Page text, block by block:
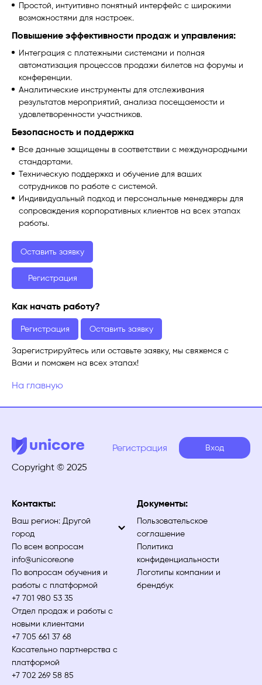
Простой, интуитивно понятный интерфейс с широкими
возможностями для настроек.
Повышение эффективности продаж и управления:
Интеграция с платежными системами и полная
автоматизация процессов продажи билетов на форумы и
конференции.
Аналитические инструменты для отслеживания
результатов мероприятий, анализа посещаемости и
удовлетворенности участников.
Безопасность и поддержка
Все данные защищены в соответствии с международными
стандартами.
Техническую поддержка и обучение для ваших
сотрудников по работе с системой.
Индивидуальный подход и персональные менеджеры для
сопровождения корпоративных клиентов на всех этапах
работы.
Оставить заявку
Регистрация
Как начать работу?
Регистрация Оставить заявку
Зарегистрируйтесь или оставьте заявку, мы свяжемся с
Вами и поможем на всех этапах!
На главную
Copyright © 2025
Регистрация Вход
Контакты:
Ваш регион: Другой
город
По всем вопросам
info@unicore.one
По вопросам обучения и
работы с платформой
+7 701 980 53 35
Отдел продаж и работы с
новыми клиентами
+7 705 661 37 68
Касательно партнерства с
платформой
+7 702 269 58 85
Документы:
Пользовательское
соглашение
Политика
конфиденциальности
Логотипы компании и
брендбук